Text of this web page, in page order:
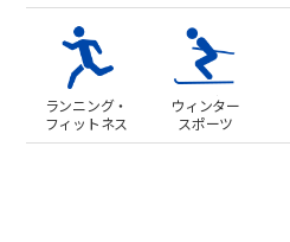
ランニング・
フィットネス
ウィンター
スポーツ